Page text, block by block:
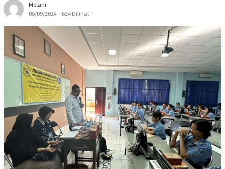
Melani
05/09/2024
624 Dilihat